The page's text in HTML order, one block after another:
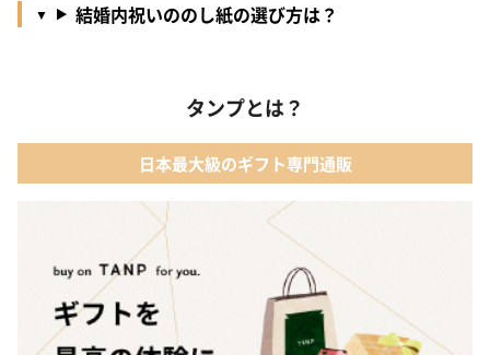
結婚内祝いののし紙の選び方は？
タンプとは？
日本最大級のギフト専門通販